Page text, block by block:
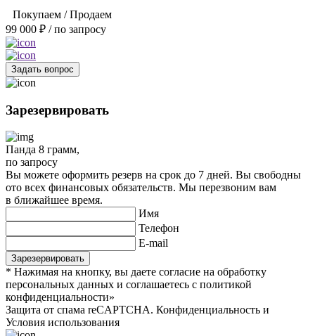
Покупаем / Продаем
99 000 ₽ / по запросу
Задать вопрос
Зарезервировать
Панда 8 грамм,
по запросу
Вы можете оформить резерв на срок до 7 дней. Вы свободны
ото всех финансовых обязательств. Мы перезвоним вам
в ближайшее время.
Имя
Телефон
E-mail
* Нажимая на кнопку, вы даете согласие на обработку
персональных данных и соглашаетесь c политикой
конфиденциальности»
Защита от спама reCAPTCHA. Конфиденциальность и
Условия использования